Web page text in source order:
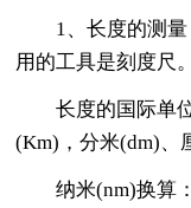
1、长度的测
用的工具是刻度尺
长度的国际单
(Km)，分米(dm)、
纳米(nm)换算：